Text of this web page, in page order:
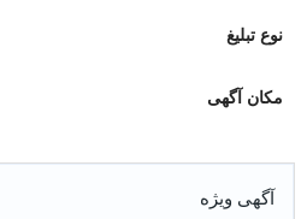
نوع تبلیغ
مکان آگهی
آگهی ویژه